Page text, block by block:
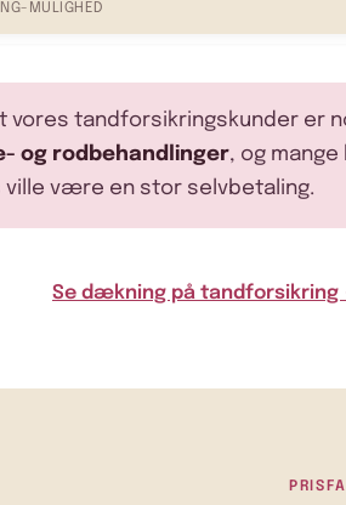
MULIGHED
vores tandforsikringskunder er
og rodbehandlinger, og
ville være en stor selvbetaling.
Se dækning på tandforsikring